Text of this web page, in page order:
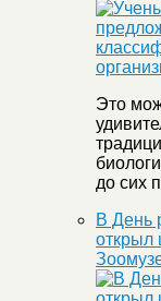
Это
до сих
В День
открыл